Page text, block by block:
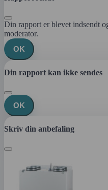
Din rapport er blevet indsendt
moderator.
OK
Din rapport kan ikke sendes
OK
Skriv din anbefaling